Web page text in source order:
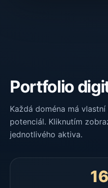
Portfolio
Každá doména má
potenciál. Kliknutím
jednotlivého aktiva.